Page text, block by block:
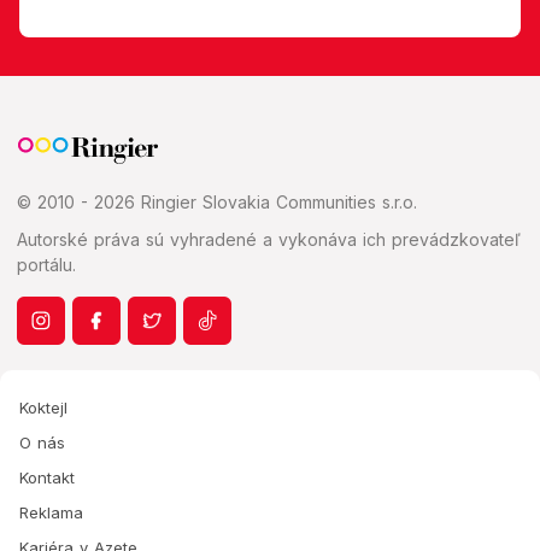
© 2010 - 2026 Ringier Slovakia Communities s.r.o.
Autorské práva sú vyhradené a vykonáva ich prevádzkovateľ
portálu.
Koktejl
O nás
Kontakt
Reklama
Kariéra v Azete